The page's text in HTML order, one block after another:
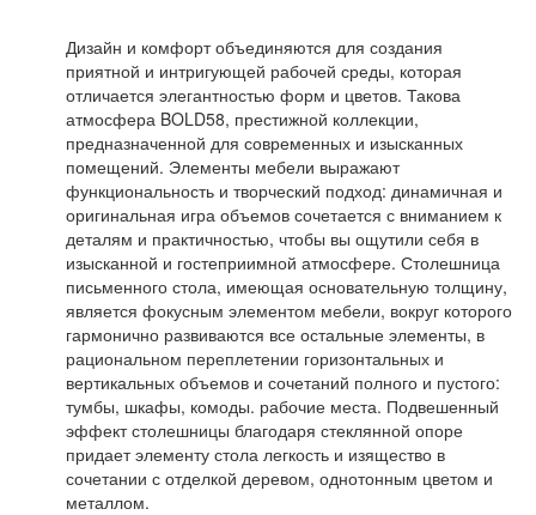
Дизайн и комфорт объединяются для создания
приятной и интригующей рабочей среды, которая
отличается элегантностью форм и цветов. Такова
атмосфера BOLD58, престижной коллекции,
предназначенной для современных и изысканных
помещений. Элементы мебели выражают
функциональность и творческий подход: динамичная и
оригинальная игра объемов сочетается с вниманием к
деталям и практичностью, чтобы вы ощутили себя в
изысканной и гостеприимной атмосфере. Столешница
письменного стола, имеющая основательную толщину,
является фокусным элементом мебели, вокруг которого
гармонично развиваются все остальные элементы, в
рациональном переплетении горизонтальных и
вертикальных объемов и сочетаний полного и пустого:
тумбы, шкафы, комоды. рабочие места. Подвешенный
эффект столешницы благодаря стеклянной опоре
придает элементу стола легкость и изящество в
сочетании с отделкой деревом, однотонным цветом и
металлом.